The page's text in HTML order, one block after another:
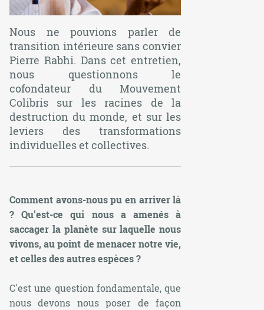
Nous ne pouvions parler de
transition intérieure sans convier
Pierre Rabhi. Dans cet entretien,
nous questionnons le
cofondateur du Mouvement
Colibris sur les racines de la
destruction du monde, et sur les
leviers des transformations
individuelles et collectives.
Comment avons-nous pu en arriver là
? Qu'est-ce qui nous a amenés à
saccager la planète sur laquelle nous
vivons, au point de menacer notre vie,
et celles des autres espèces ?
C'est une question fondamentale, que
nous devons nous poser de façon